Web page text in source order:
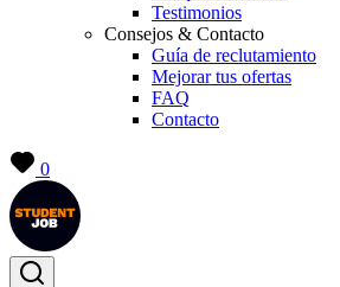
Testimonios
Consejos & Contacto
Guía de reclutamiento
Mejorar tus ofertas
FAQ
Contacto
0